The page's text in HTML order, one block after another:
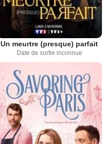
Un meurtre (presque) parfait
Date de sortie inconnue